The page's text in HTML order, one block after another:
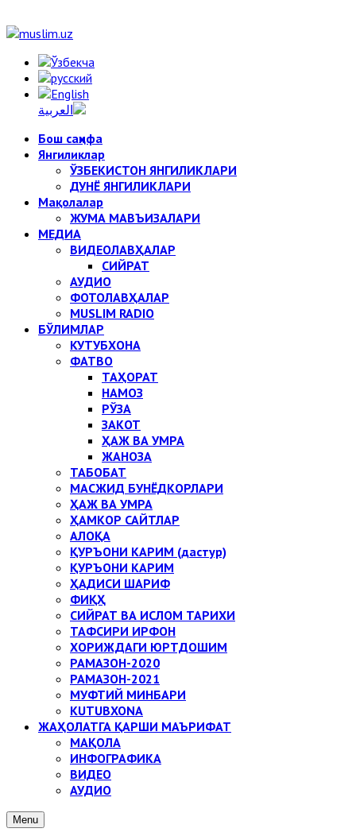
Бош саҳифа
Янгиликлар
ЎЗБЕКИСТОН ЯНГИЛИКЛАРИ
ДУНЁ ЯНГИЛИКЛАРИ
Мақолалар
ЖУМА МАВЪИЗАЛАРИ
МЕДИА
ВИДЕОЛАВҲАЛАР
СИЙРАТ
АУДИО
ФОТОЛАВҲАЛАР
MUSLIM RADIO
БЎЛИМЛАР
КУТУБХОНА
ФАТВО
ТАҲОРАТ
НАМОЗ
РЎЗА
ЗАКОТ
ҲАЖ ВА УМРА
ЖАНОЗА
ТАБОБАТ
МАСЖИД БУНЁДКОРЛАРИ
ҲАЖ ВА УМРА
ҲАМКОР САЙТЛАР
АЛОҚА
ҚУРЪОНИ КАРИМ (дастур)
ҚУРЪОНИ КАРИМ
ҲАДИСИ ШАРИФ
ФИҚҲ
СИЙРАТ ВА ИСЛОМ ТАРИХИ
ТАФСИРИ ИРФОН
ХОРИЖДАГИ ЮРТДОШИМ
РАМАЗОН-2020
РАМАЗОН-2021
МУФТИЙ МИНБАРИ
KUTUBXONA
ЖАҲОЛАТГА ҚАРШИ МАЪРИФАТ
МАҚОЛА
ИНФОГРАФИКА
ВИДЕО
АУДИО
Menu